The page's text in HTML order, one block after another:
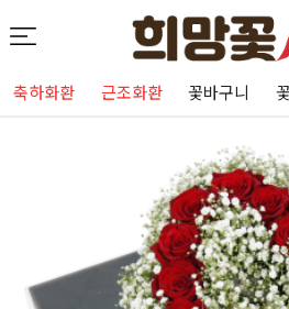
축하화환 근조화환 꽃바구니